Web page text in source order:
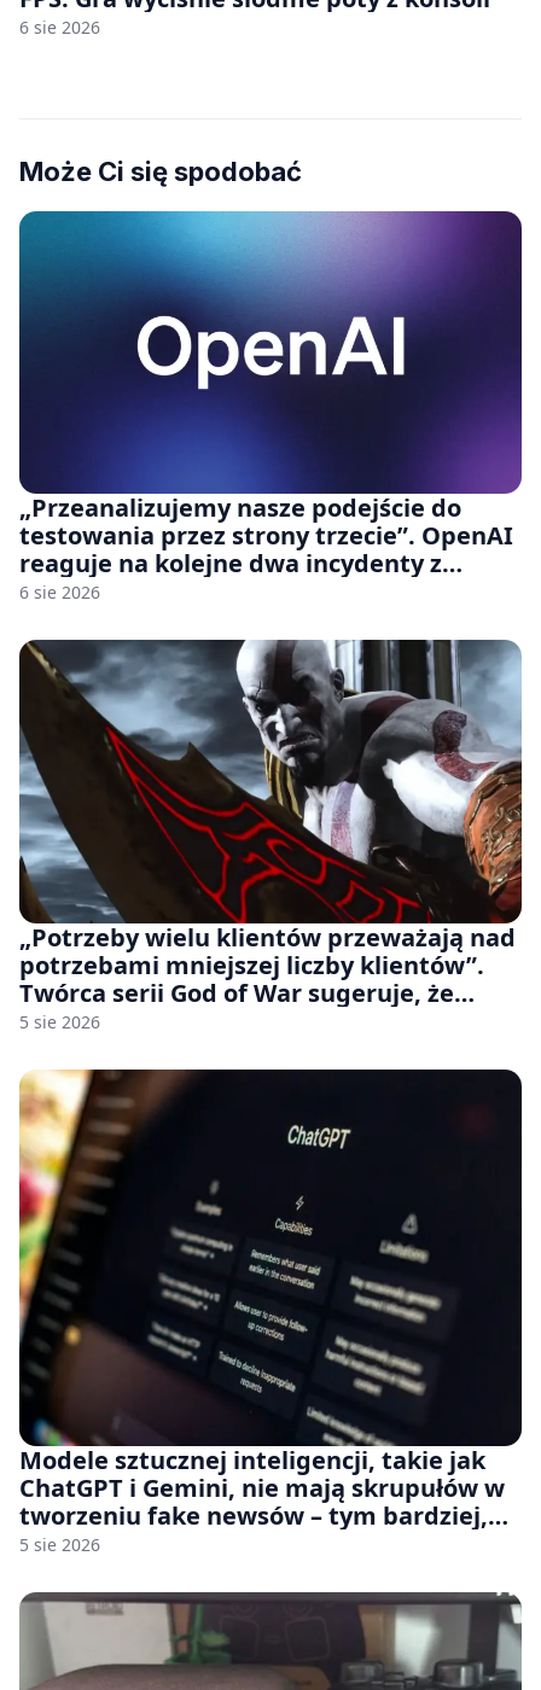
6 sie 2026
Może Ci się spodobać
„Przeanalizujemy nasze podejście do
testowania przez strony trzecie”. OpenAI
reaguje na kolejne dwa incydenty z
udziałem autorskich modeli
6 sie 2026
„Potrzeby wielu klientów przeważają nad
potrzebami mniejszej liczby klientów”.
Twórca serii God of War sugeruje, że
rozumie, dlaczego Sony rezygnuje z gier
5 sie 2026
Modele sztucznej inteligencji, takie jak
ChatGPT i Gemini, nie mają skrupułów w
tworzeniu fake newsów – tym bardziej,
jeśli rozmawiasz z nimi po polsku
5 sie 2026